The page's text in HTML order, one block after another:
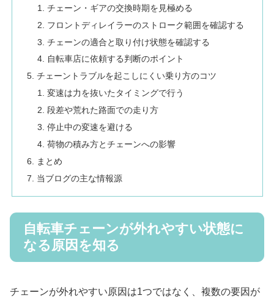
チェーン・ギアの交換時期を見極める
フロントディレイラーのストローク範囲を確認する
チェーンの適合と取り付け状態を確認する
自転車店に依頼する判断のポイント
チェーントラブルを起こしにくい乗り方のコツ
変速は力を抜いたタイミングで行う
段差や荒れた路面での走り方
停止中の変速を避ける
荷物の積み方とチェーンへの影響
まとめ
当ブログの主な情報源
自転車チェーンが外れやすい状態に
なる原因を知る
チェーンが外れやすい原因は1つではなく、複数の要因が